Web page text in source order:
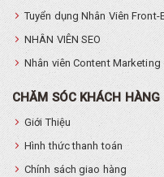
Tuyển dụng Nhân Viên
NHÂN VIÊN SEO
Nhân viên Content Marketing
CHĂM SÓC KHÁCH HÀNG
Giới Thiệu
Hình thức thanh toán
Chính sách giao hàng